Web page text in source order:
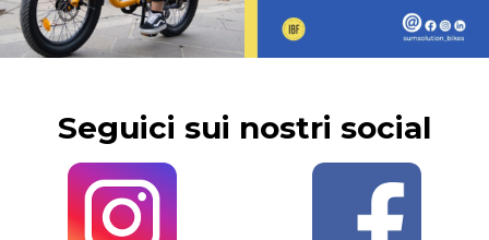
Seguici sui nostri social